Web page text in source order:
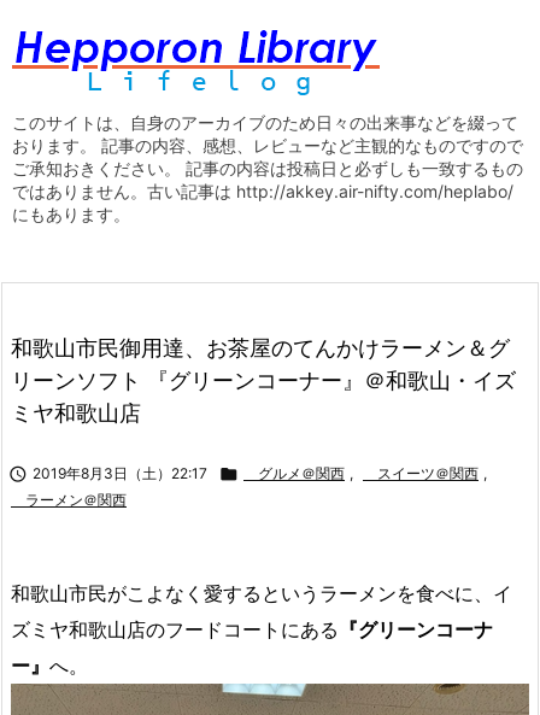
このサイトは、自身のアーカイブのため日々の出来事などを綴って
おります。 記事の内容、感想、レビューなど主観的なものですので
ご承知おきください。 記事の内容は投稿日と必ずしも一致するもの
ではありません。古い記事は http://akkey.air-nifty.com/heplabo/
にもあります。
和歌山市民御用達、お茶屋のてんかけラーメン＆グ
リーンソフト 『グリーンコーナー』＠和歌山・イズ
ミヤ和歌山店
 2019年8月3日（土）22:17  グルメ＠関西 , スイーツ＠関西 ,
ラーメン＠関西
和歌山市民がこよなく愛するというラーメンを食べに、イ
ズミヤ和歌山店のフードコートにある 『グリーンコーナ
ー』 へ。